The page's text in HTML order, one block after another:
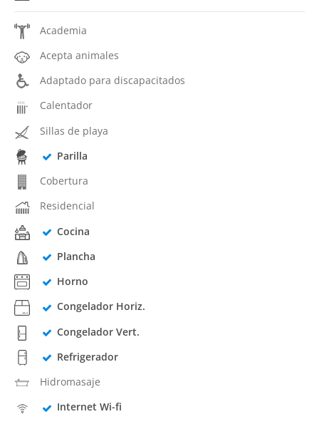
Academia
Acepta animales
Adaptado para discapacitados
Calentador
Sillas de playa
Parilla
Cobertura
Residencial
Cocina
Plancha
Horno
Congelador Horiz.
Congelador Vert.
Refrigerador
Hidromasaje
Internet Wi-fi